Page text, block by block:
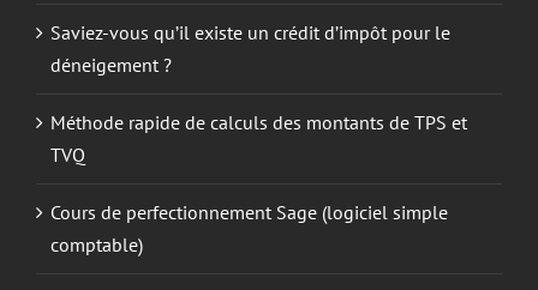
Saviez-vous qu’il existe un crédit d’impôt pour le
déneigement ?
Méthode rapide de calculs des montants de TPS et
TVQ
Cours de perfectionnement Sage (logiciel simple
comptable)